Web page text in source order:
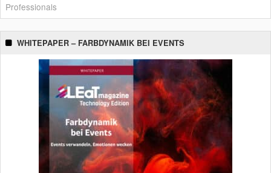
Professionals
WHITEPAPER – FARBDYNAMIK BEI EVENTS